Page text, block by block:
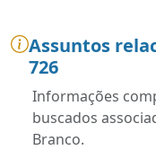
Assuntos
726
Informações
buscados
Branco.